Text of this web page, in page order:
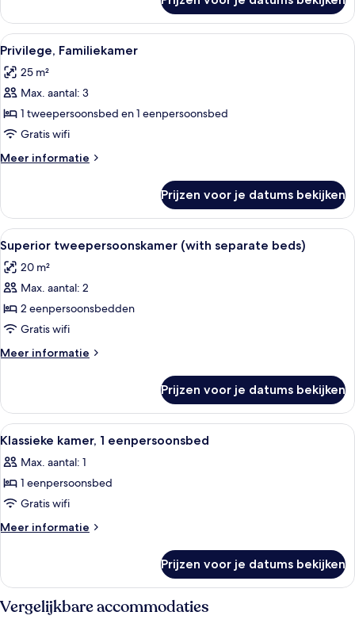
eenpersoonskamer
(French
bed)
Alle
foto's
voor
Privilege,
Familiekamer
laden
Hotelkamer met een bed, een
9
Privilege, Familiekamer
25 m²
Max. aantal: 3
1 tweepersoonsbed en 1 eenpersoonsbed
Gratis wifi
Meer informatie
Meer
Familiekamer
Prijzen voor je datums bekijken
Alle
foto's
voor
Superior
tweepersoonskamer
(with
separate
beds)
Hotelkamer met twee bedden, een
10
Superior tweepersoonskamer (with separate beds)
20 m²
Max. aantal: 2
2 eenpersoonsbedden
Gratis wifi
Meer informatie
Meer
tweepersoonskamer
(with
separate
Prijzen voor je datums bekijken
Alle
foto's
voor
Klassieke
kamer,
1
Een hotelkamer met een bed, een
4
Klassieke kamer, 1 eenpersoonsbed
Max. aantal: 1
1 eenpersoonsbed
Gratis wifi
Meer informatie
Meer
kamer,
eenpersoonsbed
Prijzen voor je datums bekijken
Vergelijkbare accommodaties